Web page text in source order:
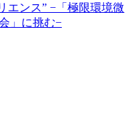
エンス” −「極限環境微
」に挑む−